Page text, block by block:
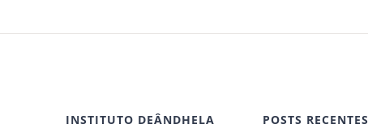
INSTITUTO DEÂNDHELA POSTS RECENTES